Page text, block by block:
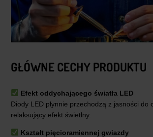
GŁÓWNE CECHY PRODUKTU
Efekt oddychającego światła LED
Diody LED płynnie przechodzą z jasności do
relaksujący efekt świetlny.
Kształt pięcioramiennej gwiazdy